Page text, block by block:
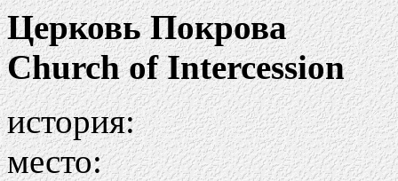
Церковь Покрова
Church of Intercession
история:
место: